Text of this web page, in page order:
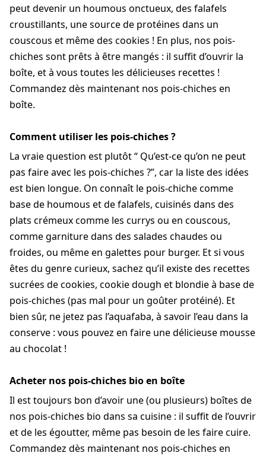
peut devenir un houmous onctueux, des falafels
croustillants, une source de protéines dans un
couscous et même des cookies ! En plus, nos pois-
chiches sont prêts à être mangés : il suffit d’ouvrir la
boîte, et à vous toutes les délicieuses recettes !
Commandez dès maintenant nos pois-chiches en
boîte.
Comment utiliser les pois-chiches ?
La vraie question est plutôt “ Qu’est-ce qu’on ne peut
pas faire avec les pois-chiches ?”, car la liste des idées
est bien longue. On connaît le pois-chiche comme
base de houmous et de falafels, cuisinés dans des
plats crémeux comme les currys ou en couscous,
comme garniture dans des salades chaudes ou
froides, ou même en galettes pour burger. Et si vous
êtes du genre curieux, sachez qu’il existe des recettes
sucrées de cookies, cookie dough et blondie à base de
pois-chiches (pas mal pour un goûter protéiné). Et
bien sûr, ne jetez pas l’aquafaba, à savoir l’eau dans la
conserve : vous pouvez en faire une délicieuse mousse
au chocolat !
Acheter nos pois-chiches bio en boîte
Il est toujours bon d’avoir une (ou plusieurs) boîtes de
nos pois-chiches bio dans sa cuisine : il suffit de l’ouvrir
et de les égoutter, même pas besoin de les faire cuire.
Commandez dès maintenant nos pois-chiches en